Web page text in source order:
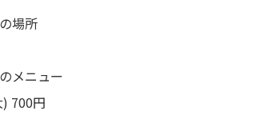
場所
メニュー
700円